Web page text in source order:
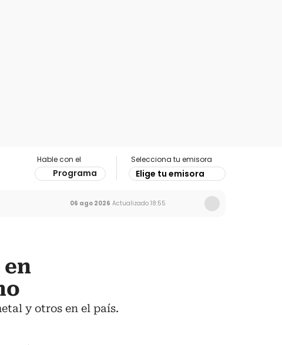
Hable con el
Programa
Selecciona tu emisora
Elige tu emisora
06 ago 2026 Actualizado 18:55
en
y otros en el país.